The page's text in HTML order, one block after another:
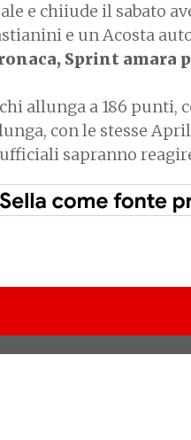
e chiiude il sabato
e un Acosta
Sprint amara
allunga a 186 punti,
con le stesse
sapranno